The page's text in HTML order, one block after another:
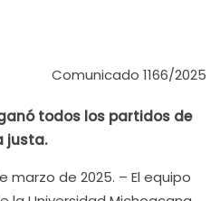
Comunicado 1166/2025
todos los partidos de
justa.
marzo de 2025. – El equipo